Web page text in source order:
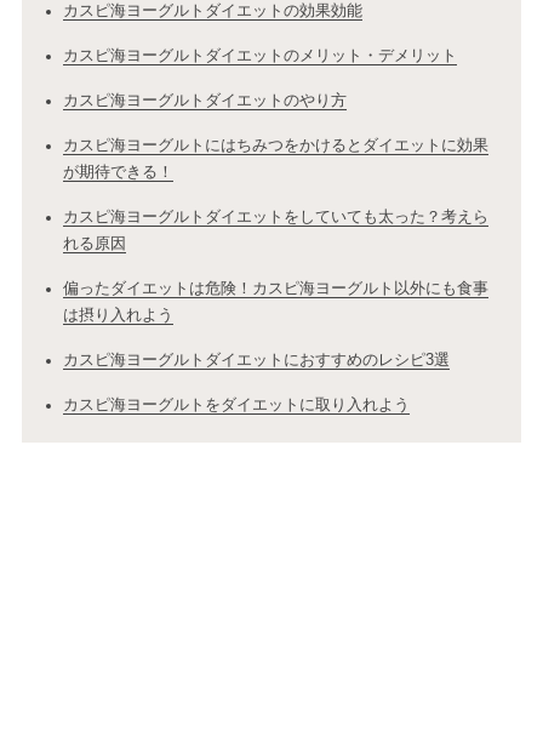
カスピ海ヨーグルトダイエットの効果効能
カスピ海ヨーグルトダイエットのメリット・デメリット
カスピ海ヨーグルトダイエットのやり方
カスピ海ヨーグルトにはちみつをかけるとダイエットに効果
が期待できる！
カスピ海ヨーグルトダイエットをしていても太った？考えら
れる原因
偏ったダイエットは危険！カスピ海ヨーグルト以外にも食事
は摂り入れよう
カスピ海ヨーグルトダイエットにおすすめのレシピ3選
カスピ海ヨーグルトをダイエットに取り入れよう